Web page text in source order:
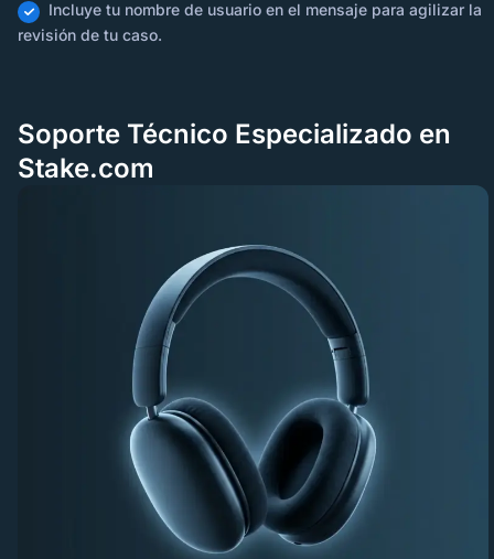
Incluye tu nombre de usuario en el mensaje para agilizar la
revisión de tu caso.
Soporte Técnico Especializado en
Stake.com